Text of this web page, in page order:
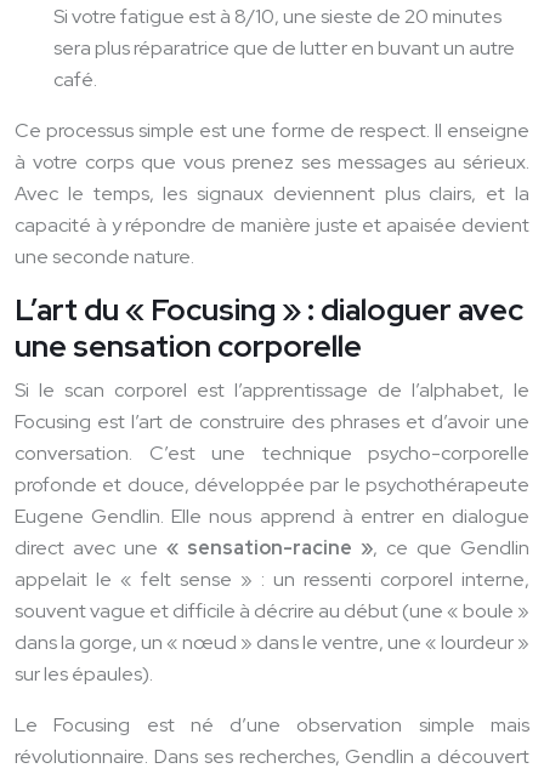
Si votre fatigue est à 8/10, une sieste de 20 minutes
sera plus réparatrice que de lutter en buvant un autre
café.
Ce processus simple est une forme de respect. Il enseigne
à votre corps que vous prenez ses messages au sérieux.
Avec le temps, les signaux deviennent plus clairs, et la
capacité à y répondre de manière juste et apaisée devient
une seconde nature.
L’art du « Focusing » : dialoguer avec
une sensation corporelle
Si le scan corporel est l’apprentissage de l’alphabet, le
Focusing est l’art de construire des phrases et d’avoir une
conversation. C’est une technique psycho-corporelle
profonde et douce, développée par le psychothérapeute
Eugene Gendlin. Elle nous apprend à entrer en dialogue
direct avec une « sensation-racine », ce que Gendlin
appelait le « felt sense » : un ressenti corporel interne,
souvent vague et difficile à décrire au début (une « boule »
dans la gorge, un « nœud » dans le ventre, une « lourdeur »
sur les épaules).
Le Focusing est né d’une observation simple mais
révolutionnaire. Dans ses recherches, Gendlin a découvert